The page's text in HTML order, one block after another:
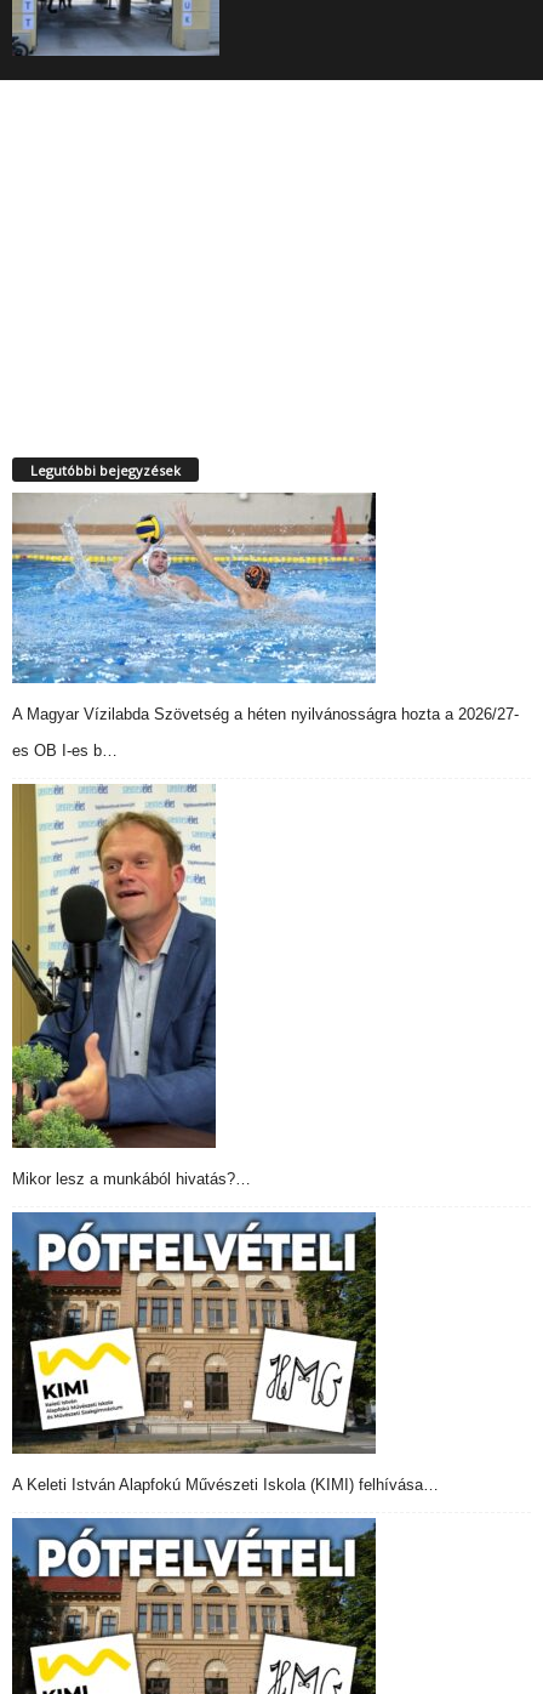
Legutóbbi bejegyzések
A Magyar Vízilabda Szövetség a héten nyilvánosságra hozta a 2026/27-
es OB I-es b…
Mikor lesz a munkából hivatás?…
A Keleti István Alapfokú Művészeti Iskola (KIMI) felhívása…